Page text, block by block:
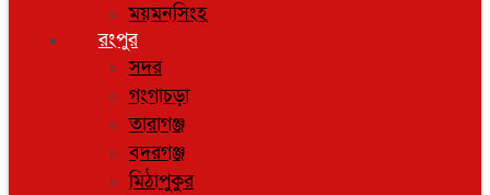
ময়মনসিংহ
রংপুর
সদর
গংগাচড়া
তারাগঞ্জ
বদরগঞ্জ
মিঠাপুকুর